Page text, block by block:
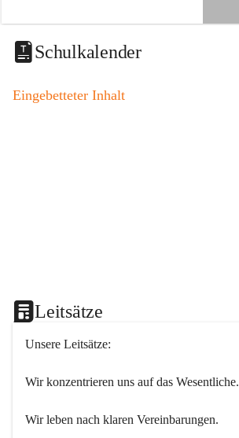
i
t
a
o
Schulkalender
Eingebetteter Inhalt
Leitsätze
Unsere Leitsätze:
Wir konzentrieren uns auf das Wesentliche.
Wir leben nach klaren Vereinbarungen.